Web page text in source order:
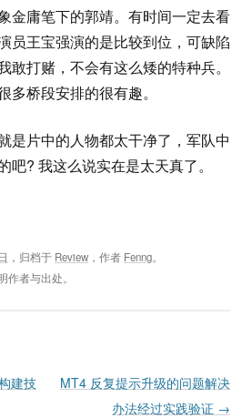
金庸笔下的郭靖。有时间一定去看
员王宝强演的是比较到位，可缺陷
敢打赌，不会有这么矮的特种兵。
多桥段安排的很有趣。
是片中的人物都太干净了，军队中
吧? 我这么说实在是太天真了。
，归档于 Review ，作者 Fenng。
者与出处。
建技
MT4 反复提示升级的问题解决
办法经过实践验证 →